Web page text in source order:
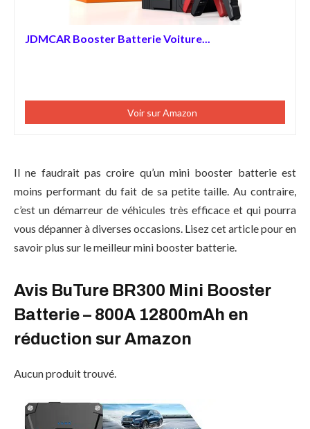
JDMCAR Booster Batterie Voiture...
Voir sur Amazon
Il ne faudrait pas croire qu’un mini booster batterie est
moins performant du fait de sa petite taille. Au contraire,
c’est un démarreur de véhicules très efficace et qui pourra
vous dépanner à diverses occasions. Lisez cet article pour en
savoir plus sur le meilleur mini booster batterie.
Avis BuTure BR300 Mini Booster
Batterie – 800A 12800mAh en
réduction sur Amazon
Aucun produit trouvé.